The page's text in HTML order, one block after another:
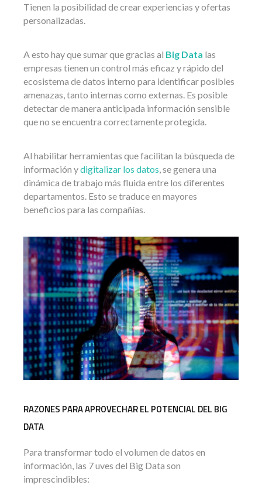
Tienen la posibilidad de crear experiencias y ofertas
personalizadas.
A esto hay que sumar que gracias al Big Data las
empresas tienen un control más eficaz y rápido del
ecosistema de datos interno para identificar posibles
amenazas, tanto internas como externas. Es posible
detectar de manera anticipada información sensible
que no se encuentra correctamente protegida.
Al habilitar herramientas que facilitan la búsqueda de
información ydigitalizar los datos, se genera una
dinámica de trabajo más fluida entre los diferentes
departamentos. Esto se traduce en mayores
beneficios para las compañías.
RAZONES PARA APROVECHAR EL POTENCIAL DEL BIG
DATA
Para transformar todo el volumen de datos en
información, las 7 uves del Big Data son
imprescindibles: